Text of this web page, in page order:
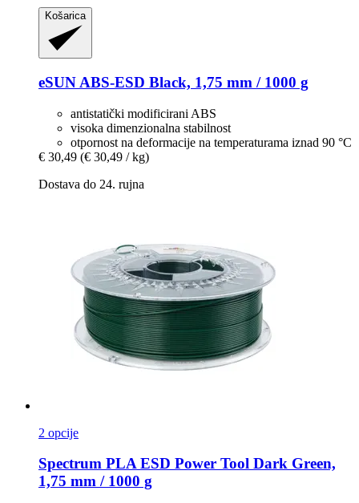
Košarica
eSUN ABS-​ESD Black, 1,75 mm / 1000 g
antistatički modificirani ABS
visoka dimenzionalna stabilnost
otpornost na deformacije na temperaturama iznad 90 °C
€ 30,49 (€ 30,49 / kg)
Dostava do 24. rujna
2 opcije
Spectrum PLA ESD Power Tool Dark Green,
1,75 mm / 1000 g